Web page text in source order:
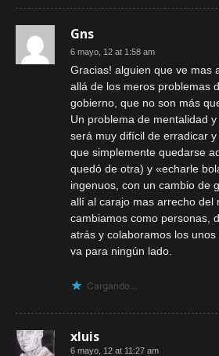
Gns
6 mayo, 12 at 1:58 am
Gracias! alguien que ve mas
allá de los meros problemas
gobierno, que no son más
Un problema de mentalidad
será muy difícil de erradicar
que simplemente quedarse
quedó de otra) y «echarle
ingenuos, con un cambio de
allí al carajo mas arrecho del
cambiamos como personas,
atrás y colaboramos los
va para ningún lado.
Cargando...
xluis
6 mayo, 12 at 11:27 am